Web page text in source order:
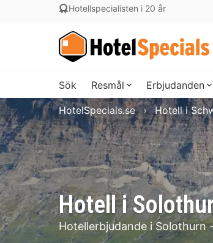
Hotellspecialisten i 20 år
Sök Resmål Erbjudanden
Hotell i
Hotellerbjudande i Solothurn
HotelSpecials.se Hotell i